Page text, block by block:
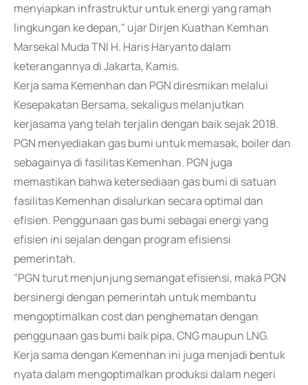
menyiapkan infrastruktur untuk energi yang ramah
lingkungan ke depan," ujar Dirjen Kuathan Kemhan
Marsekal Muda TNI H. Haris Haryanto dalam
keterangannya di Jakarta, Kamis.
Kerja sama Kemenhan dan PGN diresmikan melalui
Kesepakatan Bersama, sekaligus melanjutkan
kerjasama yang telah terjalin dengan baik sejak 2018.
PGN menyediakan gas bumi untuk memasak, boiler dan
sebagainya di fasilitas Kemenhan. PGN juga
memastikan bahwa ketersediaan gas bumi di satuan
fasilitas Kemenhan disalurkan secara optimal dan
efisien. Penggunaan gas bumi sebagai energi yang
efisien ini sejalan dengan program efisiensi
pemerintah.
"PGN turut menjunjung semangat efisiensi, maka PGN
bersinergi dengan pemerintah untuk membantu
mengoptimalkan cost dan penghematan dengan
penggunaan gas bumi baik pipa, CNG maupun LNG.
Kerja sama dengan Kemenhan ini juga menjadi bentuk
nyata dalam mengoptimalkan produksi dalam negeri